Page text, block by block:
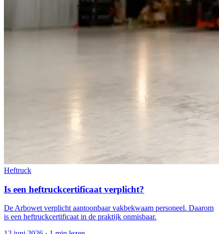
Heftruck
Is een heftruckcertificaat verplicht?
De Arbowet verplicht aantoonbaar vakbekwaam personeel. Daarom
is een heftruckcertificaat in de praktijk onmisbaar.